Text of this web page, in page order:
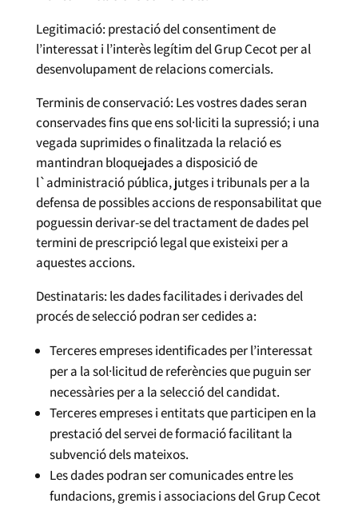
Legitimació: prestació del consentiment de
l’interessat i l’interès legítim del Grup Cecot per al
desenvolupament de relacions comercials.
Terminis de conservació: Les vostres dades seran
conservades fins que ens sol·liciti la supressió; i una
vegada suprimides o finalitzada la relació es
mantindran bloquejades a disposició de
l`administració pública, jutges i tribunals per a la
defensa de possibles accions de responsabilitat que
poguessin derivar-se del tractament de dades pel
termini de prescripció legal que existeixi per a
aquestes accions.
Destinataris: les dades facilitades i derivades del
procés de selecció podran ser cedides a:
Terceres empreses identificades per l’interessat
per a la sol·licitud de referències que puguin ser
necessàries per a la selecció del candidat.
Terceres empreses i entitats que participen en la
prestació del servei de formació facilitant la
subvenció dels mateixos.
Les dades podran ser comunicades entre les
fundacions, gremis i associacions del Grup Cecot